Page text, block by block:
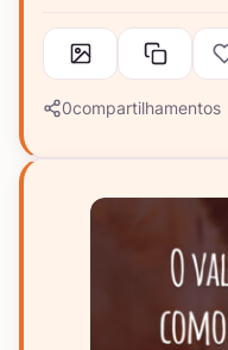
0compartilhamentos